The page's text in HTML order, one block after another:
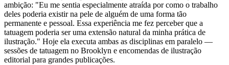
ambição: "Eu me sentia especialmente atraída por como o trabalho
deles poderia existir na pele de alguém de uma forma tão
permanente e pessoal. Essa experiência me fez perceber que a
tatuagem poderia ser uma extensão natural da minha prática de
ilustração." Hoje ela executa ambas as disciplinas em paralelo —
sessões de tatuagem no Brooklyn e encomendas de ilustração
editorial para grandes publicações.